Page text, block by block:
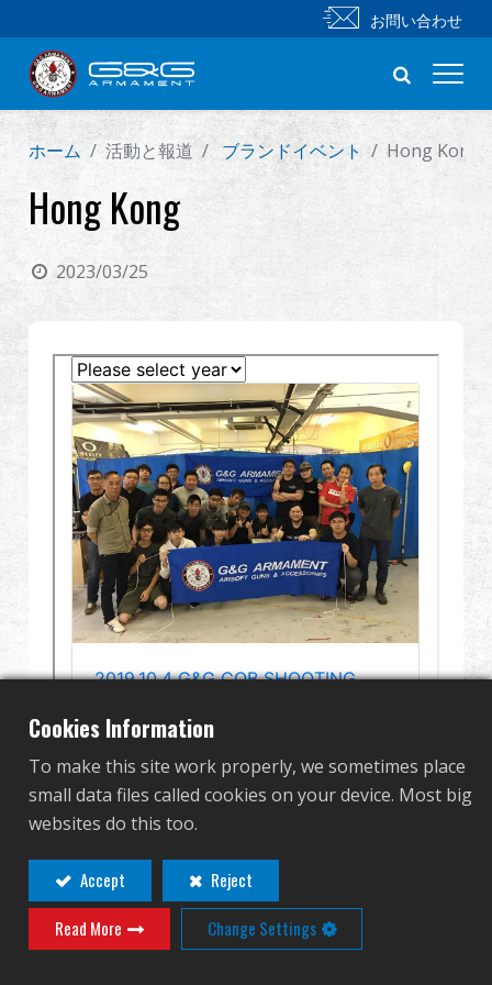
新製品
小銃
拳銃
射撃訓練シリーズ
グローバル販売
私たちについて
サインイン
繁體中文
Français 日本語
お問い合わせ
ホーム 活動と報道 ブランドイベント Hong Kong
Hong Kong
2023/03/25
Cookies Information
To make this site work properly, we sometimes place
small data files called cookies on your device. Most big
websites do this too.
Accept
Reject
Read More
Change Settings